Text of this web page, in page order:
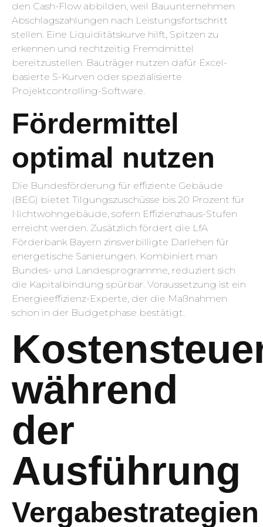
den Cash-Flow abbilden, weil Bauunternehmen
Abschlagszahlungen nach Leistungsfortschritt
stellen. Eine Liquiditätskurve hilft, Spitzen zu
erkennen und rechtzeitig Fremdmittel
bereitzustellen. Bauträger nutzen dafür Excel-
basierte S-Kurven oder spezialisierte
Projektcontrolling-Software.
Fördermittel
optimal nutzen
Die Bundesförderung für effiziente Gebäude
(BEG) bietet Tilgungszuschüsse bis 20 Prozent für
Nichtwohngebäude, sofern Effizienzhaus-Stufen
erreicht werden. Zusätzlich fördert die LfA
Förderbank Bayern zinsverbilligte Darlehen für
energetische Sanierungen. Kombiniert man
Bundes- und Landesprogramme, reduziert sich
die Kapitalbindung spürbar. Voraussetzung ist ein
Energieeffizienz-Experte, der die Maßnahmen
schon in der Budgetphase bestätigt.
während
der
Ausführung
Vergabestrategien